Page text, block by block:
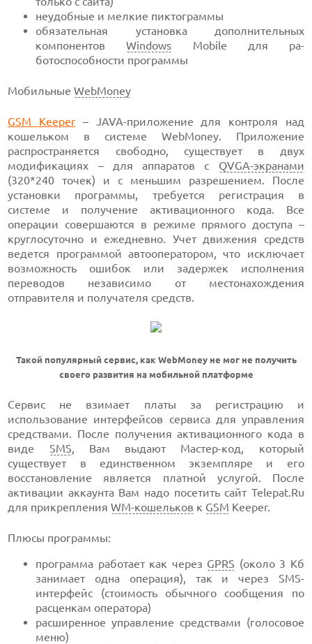
неудобные и мелкие пиктограммы
обязательная установка дополнительных
компонентовWindows Mobile для ра-
ботоспособности программы
МобильныеWebMoney
GSM Keeper– JAVA-приложение для контроля над
кошельком в системе WebMoney. Приложение
распространяется свободно, существует в двух
модификациях – для аппаратов с QVGA-экранами
(320*240 точек) и с меньшим разрешением. После
установки программы, требуется регистрация в
системе и получение активационного кода. Все
операции совершаются в режиме прямого доступа –
круглосуточно и ежедневно. Учет движения средств
ведется программой автооператором, что исключает
возможность ошибок или задержек исполнения
переводов независимо от местонахождения
отправителя и получателя средств.
Такой популярный сервис, как WebMoney не мог не получить
своего развития на мобильной платформе
Сервис не взимает платы за регистрацию и
использование интерфейсов сервиса для управления
средствами. После получения активационного кода в
виде SMS, Вам выдают Мастер-код, который
существует в единственном экземпляре и его
восстановление является платной услугой. После
активации аккаунта Вам надо посетить сайт Telepat.Ru
для прикрепленияWM-кошельков к GSM Keeper.
Плюсы программы:
программа работает как через GPRS (около 3 Кб
занимает одна операция), так и через SMS-
интерфейс (стоимость обычного сообщения по
расценкам оператора)
расширенное управление средствами (голосовое
меню)